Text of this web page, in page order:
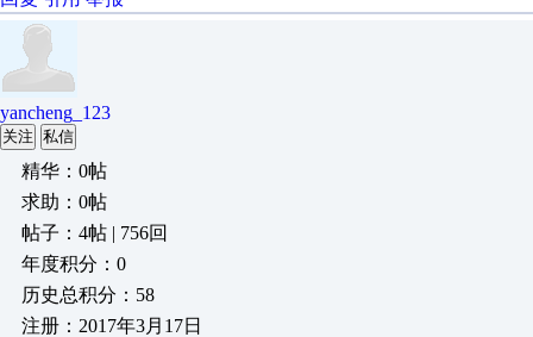
yancheng_123
关注 私信
精华：0帖
求助：0帖
帖子：4帖 | 756回
年度积分：0
历史总积分：58
注册：2017年3月17日